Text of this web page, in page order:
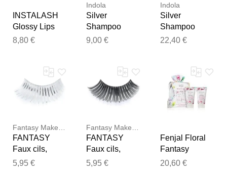
INSTALASH
Glossy Lips
brillant à
8,80 €
Indola
Silver
Shampoo
shampoing
9,00 €
Indola
Silver
Shampoo
shampoing
22,40 €
FANTASY
Faux cils,
blanc/argent
5,95 €
FANTASY
Faux cils,
noir/argent
5,95 €
Fenjal Floral
Fantasy
Coffret cadeau
20,60 €